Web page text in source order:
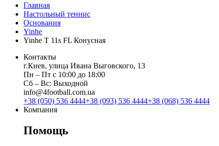
Главная
Настольный теннис
Основания
Yinhe
Yinhe T 11s FL Конусная
Контакты
г.Киев, улица Ивана Выговского, 13
Пн ‒ Пт с 10:00 до 18:00
Сб ‒ Вс: Выходной
info@4football.com.ua
+38 (050) 536 4444+38 (093) 536 4444+38 (068) 536 4444
Компания
Помощь